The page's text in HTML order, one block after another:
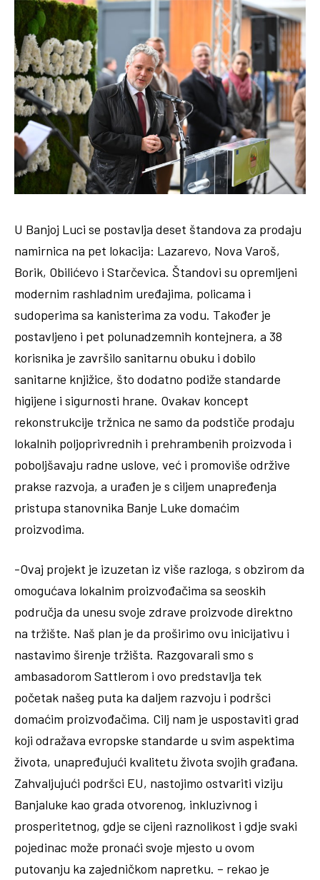
U Banjoj Luci se postavlja deset štandova za prodaju
namirnica na pet lokacija: Lazarevo, Nova Varoš,
Borik, Obilićevo i Starčevica. Štandovi su opremljeni
modernim rashladnim uređajima, policama i
sudoperima sa kanisterima za vodu. Također je
postavljeno i pet polunadzemnih kontejnera, a 38
korisnika je završilo sanitarnu obuku i dobilo
sanitarne knjižice, što dodatno podiže standarde
higijene i sigurnosti hrane. Ovakav koncept
rekonstrukcije tržnica ne samo da podstiče prodaju
lokalnih poljoprivrednih i prehrambenih proizvoda i
poboljšavaju radne uslove, već i promoviše održive
prakse razvoja, a urađen je s ciljem unapređenja
pristupa stanovnika Banje Luke domaćim
proizvodima.
-Ovaj projekt je izuzetan iz više razloga, s obzirom da
omogućava lokalnim proizvođačima sa seoskih
područja da unesu svoje zdrave proizvode direktno
na tržište. Naš plan je da proširimo ovu inicijativu i
nastavimo širenje tržišta. Razgovarali smo s
ambasadorom Sattlerom i ovo predstavlja tek
početak našeg puta ka daljem razvoju i podršci
domaćim proizvođačima. Cilj nam je uspostaviti grad
koji odražava evropske standarde u svim aspektima
života, unapređujući kvalitetu života svojih građana.
Zahvaljujući podršci EU, nastojimo ostvariti viziju
Banjaluke kao grada otvorenog, inkluzivnog i
prosperitetnog, gdje se cijeni raznolikost i gdje svaki
pojedinac može pronaći svoje mjesto u ovom
putovanju ka zajedničkom napretku. – rekao je